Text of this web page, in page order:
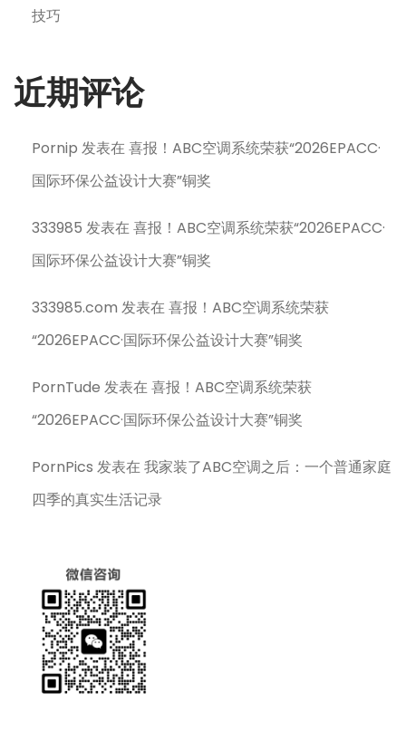
技巧
近期评论
Pornip 发表在喜报！ABC空调系统荣获“2026EPACC·
国际环保公益设计大赛”铜奖
333985 发表在喜报！ABC空调系统荣获“2026EPACC·
国际环保公益设计大赛”铜奖
333985.com 发表在喜报！ABC空调系统荣获
“2026EPACC·国际环保公益设计大赛”铜奖
PornTude 发表在喜报！ABC空调系统荣获
“2026EPACC·国际环保公益设计大赛”铜奖
PornPics 发表在我家装了ABC空调之后：一个普通家庭
四季的真实生活记录